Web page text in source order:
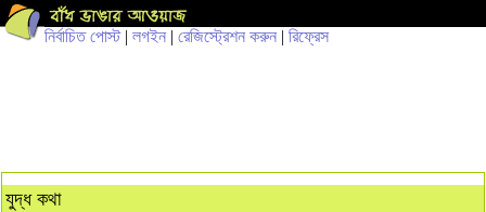
নির্বাচিত পোস্ট| লগইন | রেজিস্ট্রেশন করুন | রিফ্রেস
যুদ্ধ কথা